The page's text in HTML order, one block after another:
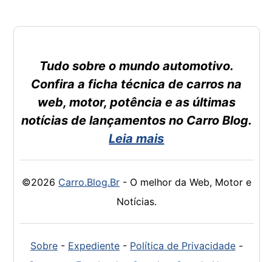
Tudo sobre o mundo automotivo.
Confira a ficha técnica de carros na
web, motor, potência e as últimas
notícias de lançamentos no Carro Blog.
Leia mais
©2026 Carro.Blog.Br- O melhor da Web, Motor e
Notícias.
Sobre- Expediente- Política de Privacidade-